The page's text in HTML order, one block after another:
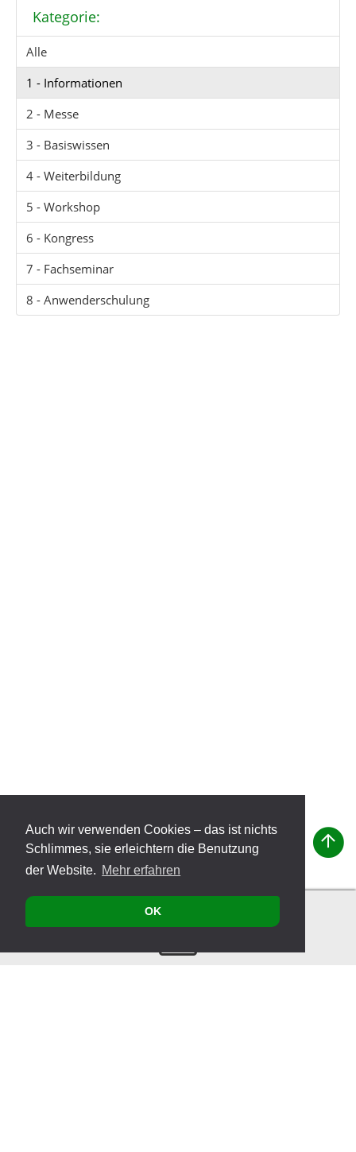
Auch wir verwenden Cookies – das ist nichts
Schlimmes, sie erleichtern die Benutzung
der Website. Mehr erfahren
OK
Kategorie:
Alle
1 - Informationen
2 - Messe
3 - Basiswissen
4 - Weiterbildung
5 - Workshop
6 - Kongress
7 - Fachseminar
8 - Anwenderschulung